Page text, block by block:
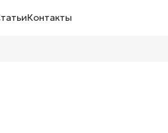
Контакты